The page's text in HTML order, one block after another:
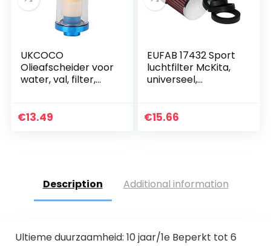
UKCOCO
Olieafscheider voor
water, val, filter,
ap.
€13.49
EUFAB 17432 Sport
luchtfilter McKita,
universeel,
€15.66
Description Additional information
Ultieme duurzaamheid: 10 jaar/1e Beperkt tot 6